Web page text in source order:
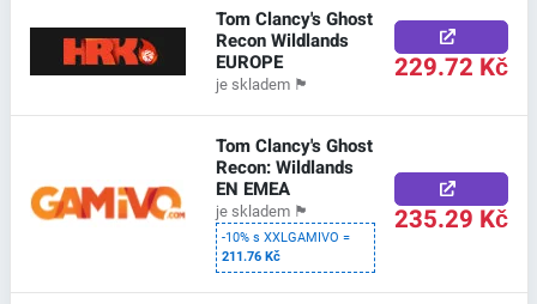
Tom Clancy's Ghost
Recon Wildlands
EUROPE
je skladem 🏴 229.72 Kč
Tom Clancy's Ghost
Recon: Wildlands
EN EMEA
je skladem 🏴
-10% s XXLGAMIVO =
211.76 Kč
235.29 Kč